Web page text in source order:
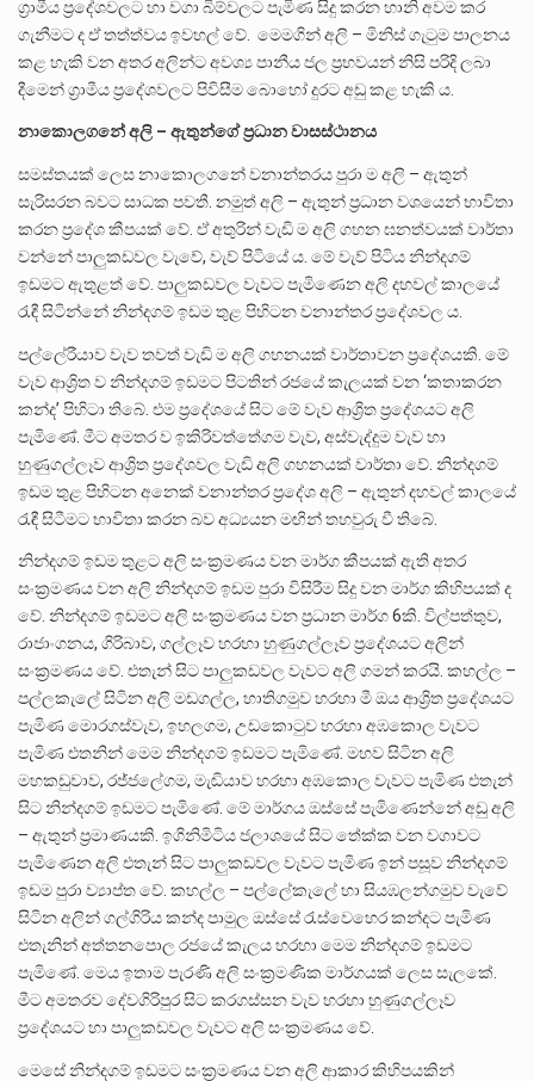
ග්‍රාමීය ප්‍රදේශවලට හා වගා බිම්වලට පැමිණ සිදු කරන හානි අවම කර
ගැනීමට ද ඒ තත්ත්වය ඉවහල් වේ. මෙමගින් අලි – මිනිස් ගැටුම පාලනය
කළ හැකි වන අතර අලින්ට අවශ්‍ය පානීය ජල ප්‍රභවයන් නිසි පරිදි ලබා
දීමෙන් ග්‍රාමීය ප්‍රදේශවලට පිවිසීම බොහෝ දුරට අඩු කළ හැකි ය.
නාකොලගනේඅලි – ඇතුන්ගේප්රධානවාසස්ථානය
සමස්තයක් ලෙස නාකොලගනේ වනාන්තරය පුරා ම අලි – ඇතුන්
සැරිසරන බවට සාධක පවතී. නමුත් අලි – ඇතුන් ප්‍රධාන වශයෙන් භාවිතා
කරන ප්‍රදේශ කීපයක් වේ. ඒ අතුරින් වැඩි ම අලි ගහන ඝනත්වයක් වාර්තා
වන්නේ පාලුකඩවල වැවේ, වැව් පිටියේ ය. මේ වැව් පිටිය නින්දගම්
ඉඩමට ඇතුළත් වේ. පාලුකඩවල වැවට පැමිණෙන අලි දහවල් කාලයේ
රැඳී සිටින්නේ නින්දගම් ඉඩම තුළ පිහිටන වනාන්තර ප්‍රදේශවල ය.
පල්ලේරීයාව වැව තවත් වැඩි ම අලි ගහනයක් වාර්තාවන ප්‍රදේශයකි. මේ
වැව ආශ්‍රිත ව නින්දගම් ඉඩමට පිටතින් රජයේ කැලයක් වන ‘කතාකරන
කන්ද’ පිහිටා තිබේ. එම ප්‍රදේශයේ සිට මේ වැව ආශ්‍රිත ප්‍රදේශයට අලි
පැමිණේ. මීට අමතර ව ඉකිරිවත්තේගම වැව, අස්වැද්දුම වැව හා
හුණුගල්ලෑව ආශ්‍රිත ප්‍රදේශවල වැඩි අලි ගහනයක් වාර්තා වේ. නින්දගම්
ඉඩම තුළ පිහිටන අනෙක් වනාන්තර ප්‍රදේශ අලි – ඇතුන් දහවල් කාලයේ
රැඳී සිටීමට භාවිතා කරන බව අධ්‍යයන මඟින් තහවුරු වී තිබේ.
නින්දගම් ඉඩම තුළට අලි සංක්‍රමණය වන මාර්ග කීපයක් ඇති අතර
සංක්‍රමණය වන අලි නින්දගම් ඉඩම පුරා විසිරීම සිදු වන මාර්ග කිහිපයක් ද
වේ. නින්දගම් ඉඩමට අලි සංක්‍රමණය වන ප්‍රධාන මාර්ග 6කි. විල්පත්තුව,
රාජාංගනය, ගිරිබාව, ගල්ලෑව හරහා හුණුගල්ලෑව ප්‍රදේශයට අලින්
සංක්‍රමණය වේ. එතැන් සිට පාලුකඩවල වැවට අලි ගමන් කරයි. කහල්ල –
පල්ලකැලේ සිටින අලි මඩගල්ල, හාතිගමුව හරහා මී ඔය ආශ්‍රිත ප්‍රදේශයට
පැමිණ මොරගස්වැව, ඉහලගම, උඩකොටුව හරහා අඹකොල වැවට
පැමිණ එතනින් මෙම නින්දගම් ඉඩමට පැමිණේ. මහව සිටින අලි
මහකඩුවාව, රජ්ජලේගම, මැඬියාව හරහා අඹකොල වැවට පැමිණ එතැන්
සිට නින්දගම් ඉඩමට පැමිණේ. මේ මාර්ගය ඔස්සේ පැමිණෙන්නේ අඩු අලි
– ඇතුන් ප්‍රමාණයකි. ඉගිනිමිටිය ජලාශයේ සිට තේක්ක වන වගාවට
පැමිණෙන අලි එතැන් සිට පාලුකඩවල වැවට පැමිණ ඉන් පසූව නින්දගම්
ඉඩම පුරා ව්‍යාප්ත වේ. කහල්ල – පල්ලේකැලේ හා සියඹලන්ගමුව වැවේ
සිටින අලින් ගල්ගිරිය කන්ද පාමුල ඔස්සේ රැස්වෙහෙර කන්දට පැමිණ
එතැනින් අත්තනපොල රජයේ කැලය හරහා මෙම නින්දගම් ඉඩමට
පැමිණේ. මෙය ඉතාම පැරණි අලි සංක්‍රමණික මාර්ගයක් ලෙස සැලකේ.
මීට අමතරව දේවගිරිපුර සිට කරගස්සන වැව හරහා හුණුගල්ලෑව
ප්‍රදේශයට හා පාලුකඩවල වැවට අලි සංක්‍රමණය වේ.
මෙසේ නින්දගම් ඉඩමට සංක්‍රමණය වන අලි ආකාර කිහිපයකින්